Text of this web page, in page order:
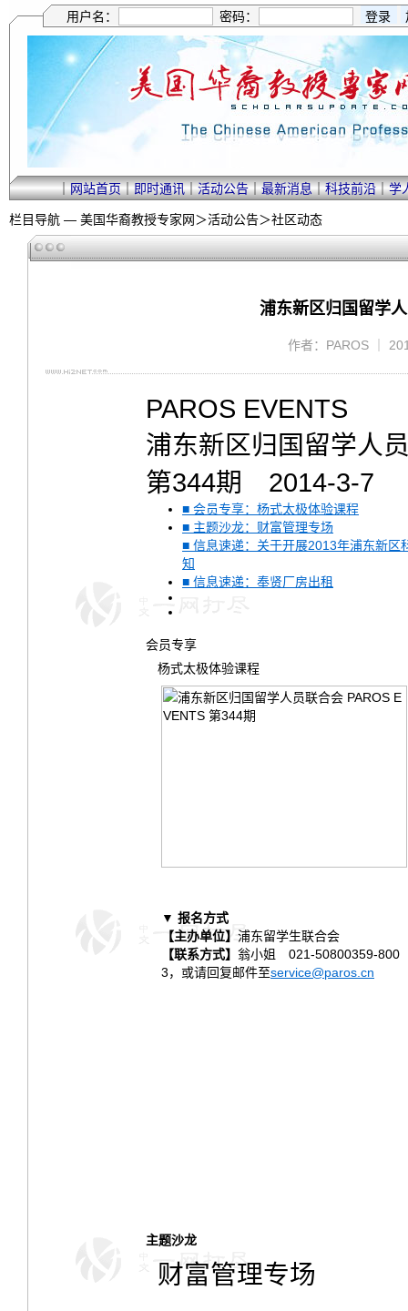
用户名： 密码：
｜网站首页｜即时通讯｜活动公告｜最新消息｜科技前沿｜学
栏目导航 — 美国华裔教授专家网＞活动公告＞社区动态
浦东新区归国留学
作者：PAROS ｜
PAROS EVENTS
浦东新区归国留学
第344期 2014-3-7
■ 会员专享：杨式太极体验课程
■ 主题沙龙：财富管理专场
■ 信息速递：关于开展2013年浦东新区
知
■ 信息速递：奉贤厂房出租
会员专享
杨式太极体验课程
▼ 报名方式
【主办单位】 浦东留学生联合会
【联系方式】 翁小姐 021-50800359-800
3，或请回复邮件至service@paros.cn
主题沙龙
财富管理专场